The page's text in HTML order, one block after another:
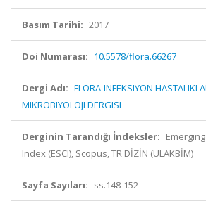
Basım Tarihi: 2017
Doi Numarası: 10.5578/flora.66267
Dergi Adı: FLORA-INFEKSIYON
MIKROBIYOLOJI DERGISI
Derginin Tarandığı İndeksler:
Index (ESCI), Scopus, TR DİZİN (ULAKBİM)
Sayfa Sayıları: ss.148-152